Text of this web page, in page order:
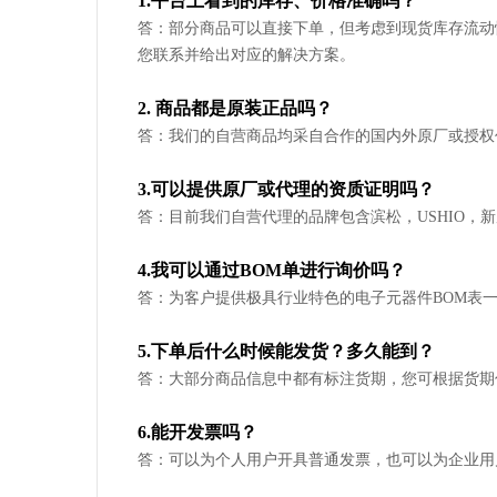
答：部分商品可以直接下单，但考虑到现货库存流
您联系并给出对应的解决方案。
2. 商品都是原装正品吗？
答：我们的自营商品均采自合作的国内外原厂或授
3.可以提供原厂或代理的资质证明吗？
答：目前我们自营代理的品牌包含滨松，USHIO，
4.我可以通过BOM单进行询价吗？
答：为客户提供极具行业特色的电子元器件BOM表
5.下单后什么时候能发货？多久能到？
答：大部分商品信息中都有标注货期，您可根据货
6.能开发票吗？
答：可以为个人用户开具普通发票，也可以为企业